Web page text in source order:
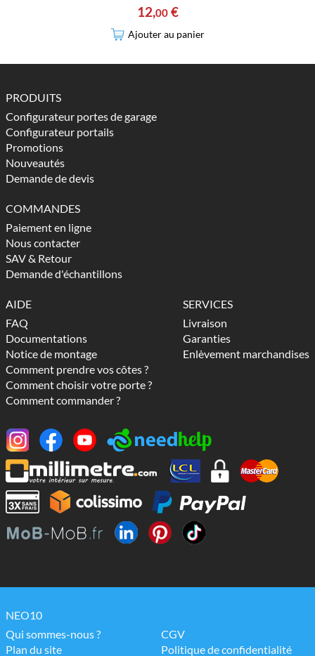
12,00 €
Ajouter au panier
PRODUITS
Configurateur portes de garage
Configurateur portails
Promotions
Nouveautés
Demande de devis
COMMANDES
Paiement en ligne
Nous contacter
SAV & Retour
Demande d'échantillons
AIDE
FAQ
Documentations
Notice de montage
Comment prendre vos côtes ?
Comment choisir votre porte ?
Comment commander ?
SERVICES
Livraison
Garanties
Enlèvement marchandises
NEO10
Qui sommes-nous ?
Plan du site
CGV
Politique de confidentialité